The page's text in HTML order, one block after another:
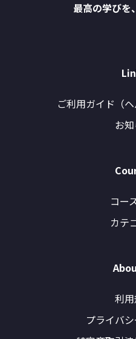
最高の学びを
ご利用ガイド（ヘ
お
コー
カテ
利
プライバ